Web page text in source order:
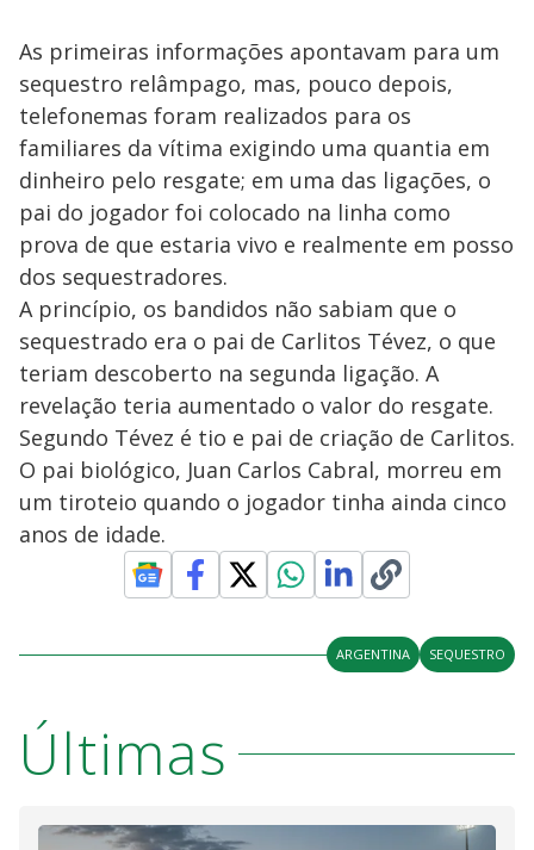
As primeiras informações apontavam para um
sequestro relâmpago, mas, pouco depois,
telefonemas foram realizados para os
familiares da vítima exigindo uma quantia em
dinheiro pelo resgate; em uma das ligações, o
pai do jogador foi colocado na linha como
prova de que estaria vivo e realmente em posso
dos sequestradores.
A princípio, os bandidos não sabiam que o
sequestrado era o pai de Carlitos Tévez, o que
teriam descoberto na segunda ligação. A
revelação teria aumentado o valor do resgate.
Segundo Tévez é tio e pai de criação de Carlitos.
O pai biológico, Juan Carlos Cabral, morreu em
um tiroteio quando o jogador tinha ainda cinco
anos de idade.
ARGENTINA SEQUESTRO
Últimas